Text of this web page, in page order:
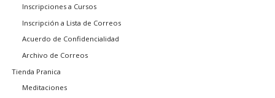
Inscripciones a Cursos
Inscripción a Lista de Correos
Acuerdo de Confidencialidad
Archivo de Correos
Tienda Pranica
Meditaciones